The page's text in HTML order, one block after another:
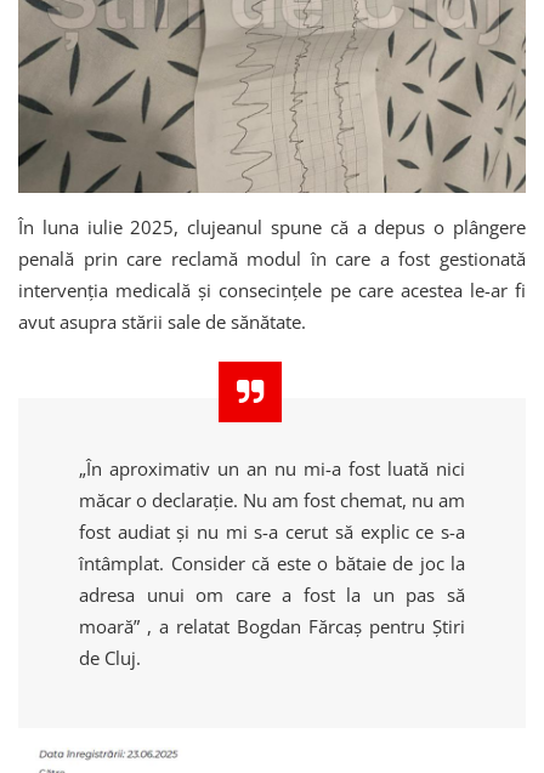
În luna iulie 2025, clujeanul spune că a depus o plângere
penală prin care reclamă modul în care a fost gestionată
intervenția medicală și consecințele pe care acestea le-ar fi
avut asupra stării sale de sănătate.
„În aproximativ un an nu mi-a fost luată nici
măcar o declarație. Nu am fost chemat, nu am
fost audiat și nu mi s-a cerut să explic ce s-a
întâmplat. Consider că este o bătaie de joc la
adresa unui om care a fost la un pas să
moară” , a relatat Bogdan Fărcaș pentru Știri
de Cluj.